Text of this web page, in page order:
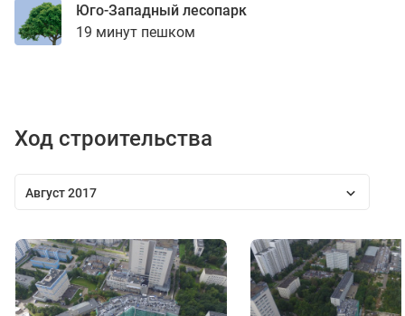
Юго-Западный лесопарк
19 минут пешком
Ход строительства
Август 2017